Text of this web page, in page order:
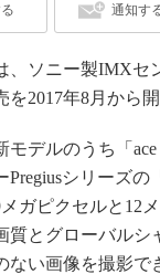
通知す
ソニー製IMXセ
を2017年8月から
デルのうち「
Pregiusシリーズ
ガピクセルと12
質とグローバルシ
ない画像を撮影で